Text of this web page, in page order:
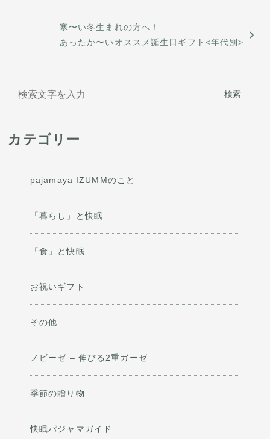
ゲ
ー
ョ
寒〜い冬生まれの方へ！
あったか〜いオススメ誕生日ギフト<年代別>
検索
カテゴリー
pajamaya IZUMMのこと
「暮らし」と快眠
「食」と快眠
お祝いギフト
その他
ノビーゼ – 伸びる2重ガーゼ
季節の贈り物
快眠パジャマガイド